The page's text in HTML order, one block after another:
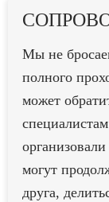
Мы не
полного
может
могут
друга,